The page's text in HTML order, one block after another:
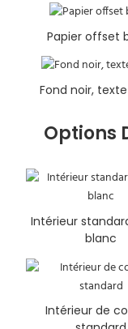
Papier offset
Fond noir,
Options
Intérieur
blanc
Intérieur de